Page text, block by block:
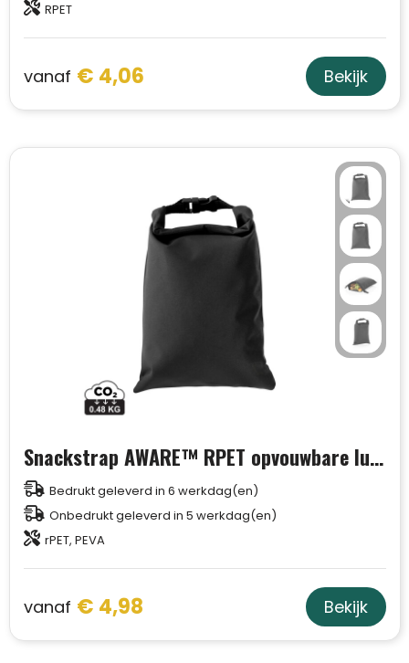
RPET
vanaf € 4,06 Bekijk
Snackstrap AWARE™ RPET opvouwbare lunchzak 30x20CM
Bedrukt geleverd in 6 werkdag(en)
Onbedrukt geleverd in 5 werkdag(en)
rPET, PEVA
vanaf € 4,98 Bekijk